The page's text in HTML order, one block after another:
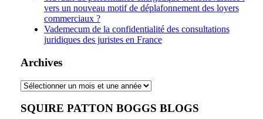
vers un nouveau motif de déplafonnement des loyers
commerciaux ?
Vademecum de la confidentialité des consultations
juridiques des juristes en France
Archives
Archives
SQUIRE PATTON BOGGS BLOGS